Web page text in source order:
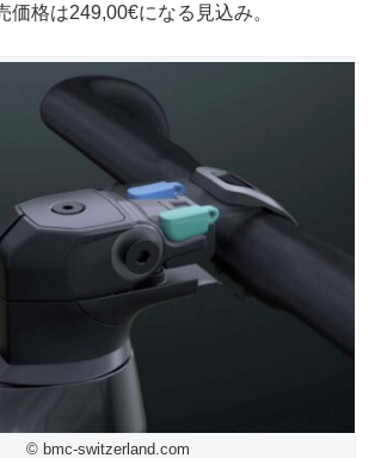
価格は249,00€になる見込み。
© bmc-switzerland.com